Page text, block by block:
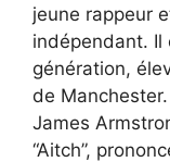
jeune rappeur
indépendant. Il
génération,
de
James
“Aitch”,